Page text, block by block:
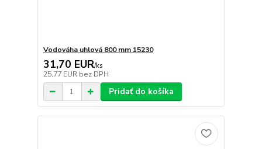
Vodováha uhlová 800 mm 15230
31,70 EUR/ks
25,77 EUR bez DPH
Pridať do košíka